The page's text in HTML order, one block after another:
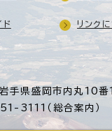
県盛岡市内丸10番
3111（総合案内）
ド リンク